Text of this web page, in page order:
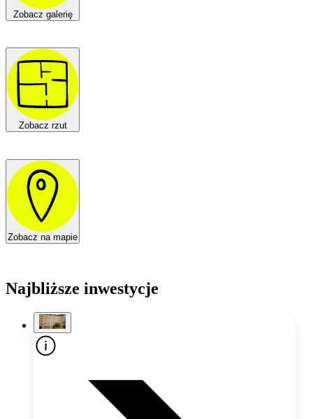
Zobacz galerię
Zobacz rzut
Zobacz na mapie
Najbliższe inwestycje